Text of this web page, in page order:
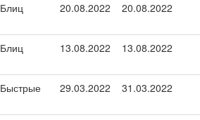
Блиц 20.08.2022 20.08.2022
Блиц 13.08.2022 13.08.2022
Быстрые 29.03.2022 31.03.2022